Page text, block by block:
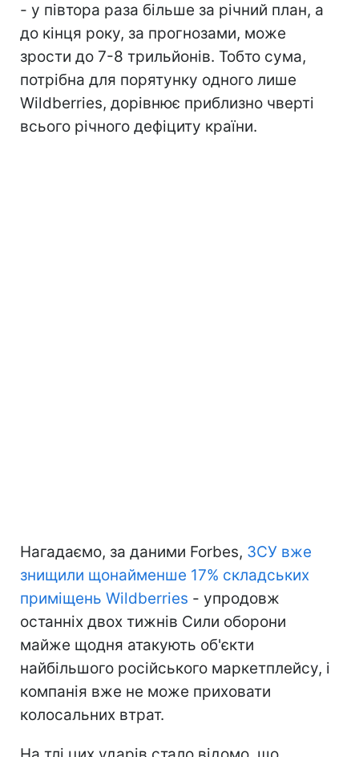
- у півтора раза більше за річний план, а
до кінця року, за прогнозами, може
зрости до 7-8 трильйонів. Тобто сума,
потрібна для порятунку одного лише
Wildberries, дорівнює приблизно чверті
всього річного дефіциту країни.
Нагадаємо, за даними Forbes, ЗСУ вже
знищили щонайменше 17% складських
приміщень Wildberries - упродовж
останніх двох тижнів Сили оборони
майже щодня атакують об'єкти
найбільшого російського маркетплейсу, і
компанія вже не може приховати
колосальних втрат.